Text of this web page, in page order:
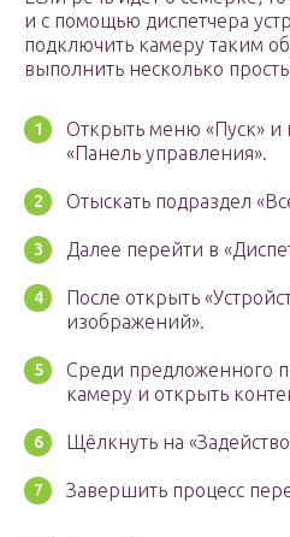
и с помощью диспетчера
подключить камеру таким
выполнить несколько
Открыть меню «Пуск» и
«Панель управления».
Отыскать подраздел
Далее перейти в
После открыть
изображений».
Среди предложенного
камеру и открыть
Щёлкнуть на
Завершить процесс